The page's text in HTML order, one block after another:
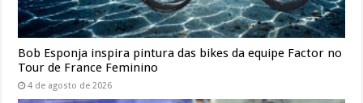
Bob Esponja inspira pintura das bikes da equipe Factor no
Tour de France Feminino
4 de agosto de 2026